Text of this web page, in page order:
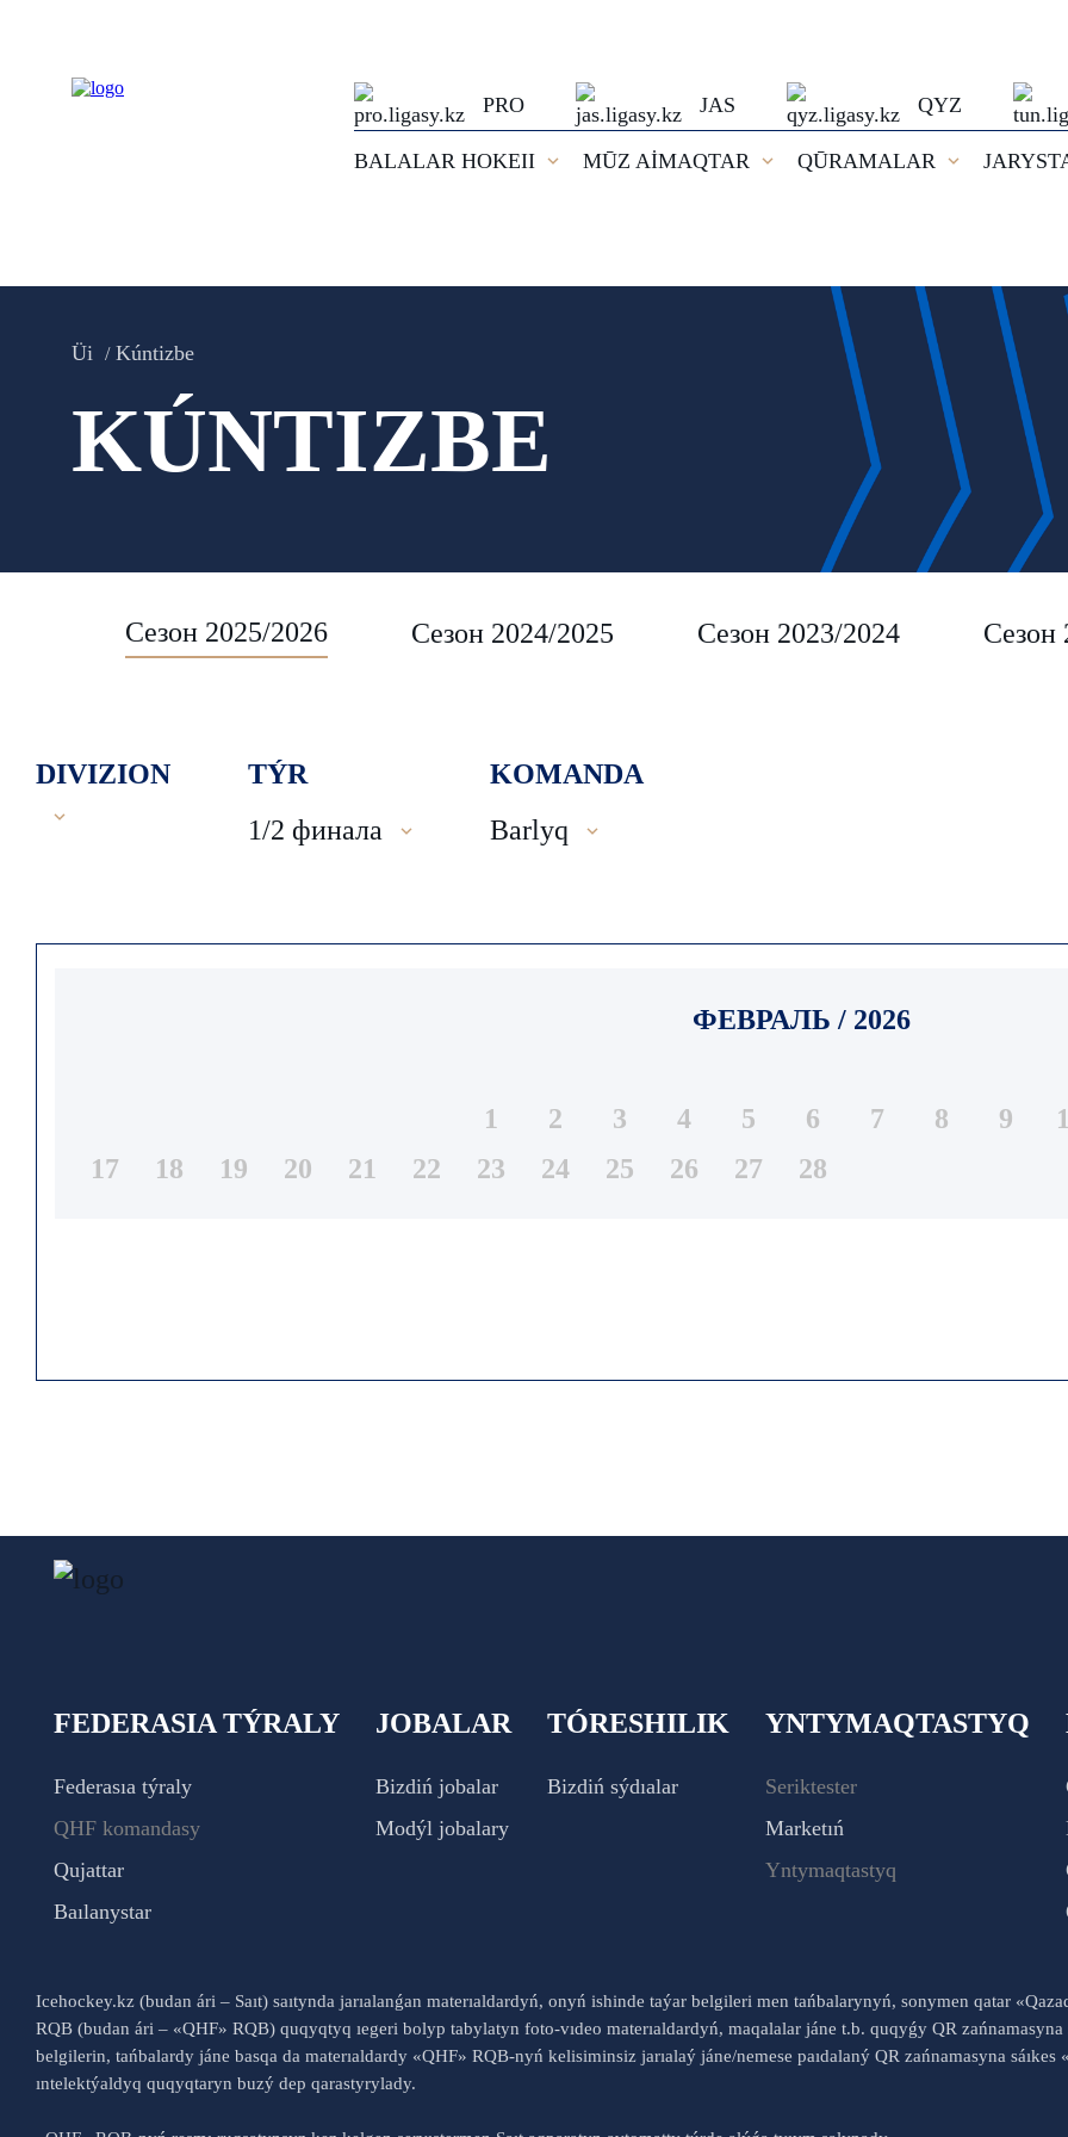
PRO JAS QYZ
BALALAR HOKEII
MŪZ AİMAQTAR QŪRAMALAR
Üi Kúntizbe
KÚNTIZBE
Сезон 2025/2026 Сезон 2024/2025 Сезон 2023/2024 Сезон
DIVIZION
TÝR
1/2 финала
KOMANDA
Barlyq
ФЕВРАЛЬ / 2026
1 2 3 4 5 6 7 8 9
17
18 19 20 21 22 23 24 25 26 27 28
FEDERASIA TÝRALY
Federasıa týraly
QHF komandasy
Qujattar
Baılanystar
JOBALAR
Bizdiń jobalar
Modýl jobalary
TÓRESHILIK
Bizdiń sýdıalar
YNTYMAQTASTYQ
Seriktester
Marketıń
Yntymaqtastyq
Icehockey.kz (budan ári – Saıt) saıtynda jarıalanǵan materıaldardyń, onyń ishinde taýar belgileri men tańbalarynyń, sonymen qatar
RQB (budan ári – «QHF» RQB) quqyqtyq ıegeri bolyp tabylatyn foto-vıdeo materıaldardyń, maqalalar jáne t.b. quqyǵy QR zańnamasyna
belgilerin, tańbalardy jáne basqa da materıaldardy «QHF» RQB-nyń kelisiminsiz jarıalaý jáne/nemese paıdalaný QR zańnamasyna sáıkes
ıntelektýaldyq quqyqtaryn buzý dep qarastyrylady.